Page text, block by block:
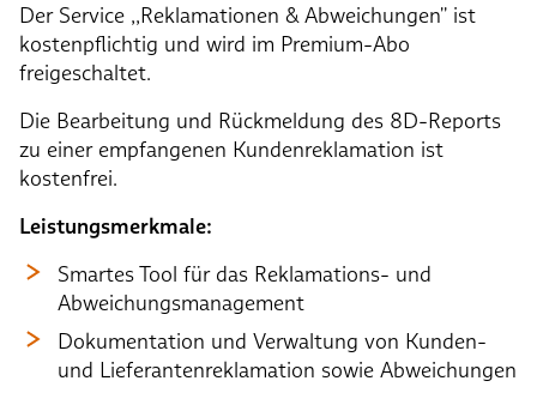
Der Service ,,Reklamationen & Abweichungen'' ist
kostenpflichtig und wird im Premium-Abo
freigeschaltet.
Die Bearbeitung und Rückmeldung des 8D-Reports
zu einer empfangenen Kundenreklamation ist
kostenfrei.
Leistungsmerkmale:
Smartes Tool für das Reklamations- und
Abweichungsmanagement
Dokumentation und Verwaltung von Kunden-
und Lieferantenreklamation sowie Abweichungen